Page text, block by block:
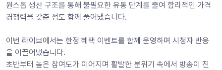
원스톱 생산 구조를 통해 불필요한 유통 단계를 줄여 합리적인 가격
경쟁력을 갖춘 점도 함께 풀어냈습니다.
이번 라이브에서는 한정 혜택 이벤트를 함께 운영하며 시청자 반응
을 이끌어냈습니다.
초반부터 높은 참여도가 이어지며 활발한 분위기 속에서 방송이 진